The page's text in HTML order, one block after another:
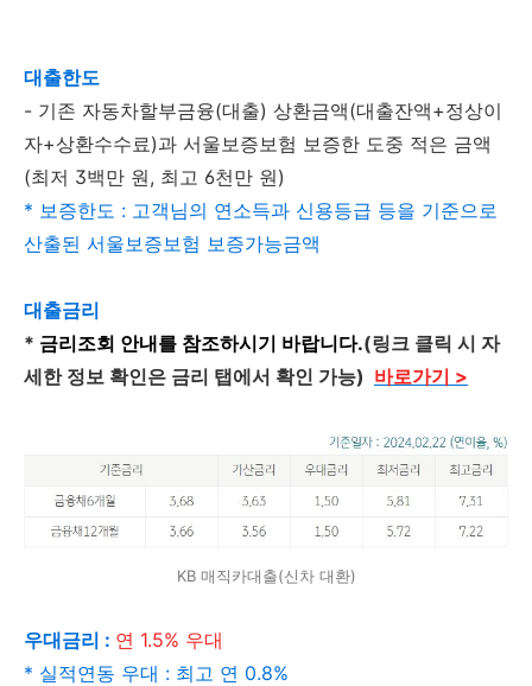
대출한도
- 기존 자동차할부금융(대출) 상환금액(대출잔액+정상이
자+상환수수료)과 서울보증보험 보증한 도중 적은 금액
(최저 3백만 원, 최고 6천만 원)
* 보증한도 : 고객님의 연소득과 신용등급 등을 기준으로
산출된 서울보증보험 보증가능금액
대출금리
* 금리조회 안내를 참조하시기 바랍니다.(링크 클릭 시 자
세한 정보 확인은 금리 탭에서 확인 가능) 바로가기 >
KB 매직카대출(신차 대환)
우대금리 : 연 1.5% 우대
* 실적연동 우대 : 최고 연 0.8%